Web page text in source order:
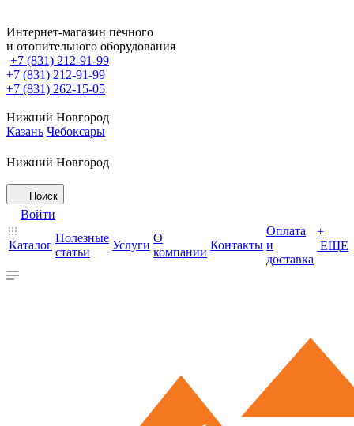
Интернет-магазин печного
и отопительного оборудования
+7 (831) 212-91-99
+7 (831) 212-91-99
+7 (831) 262-15-05
Нижний Новгород
Казань Чебоксары
Нижний Новгород
Поиск
Войти
Каталог
Полезные
статьи
Услуги
О
компании
Контакты
Оплата
и
доставка
+
ЕЩЕ